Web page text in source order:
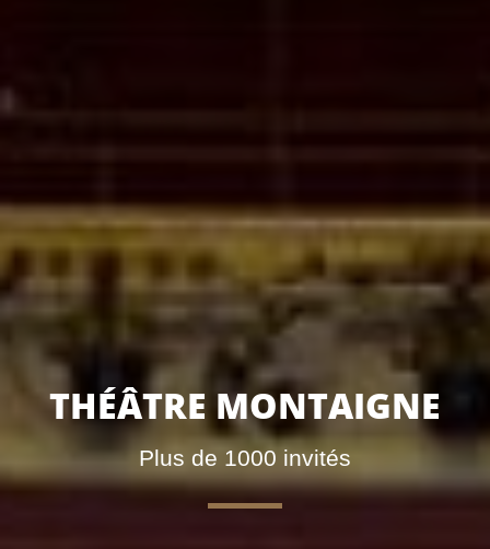
THÉÂTRE MONTAIGNE
Plus de 1000 invités